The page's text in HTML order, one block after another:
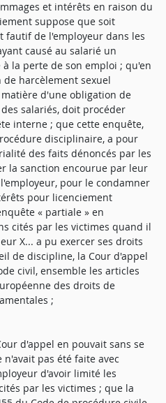
et intérêts en raison du
suppose que soit
fautif de l'employeur dans les
causé au salarié un
la perte de son emploi ; qu'en
harcèlement sexuel
d'une obligation de
salariés, doit procéder
interne ; que cette enquête,
disciplinaire, a pour
des faits dénoncés par les
la sanction encourue par leur
pour le condamner
pour licenciement
« partiale » en
cités par les victimes quand il
X... a pu exercer ses droits
de discipline, la Cour d'appel
civil, ensemble les articles
des droits de
;
d'appel en pouvait sans se
pas été faite avec
d'avoir limité les
par les victimes ; que la